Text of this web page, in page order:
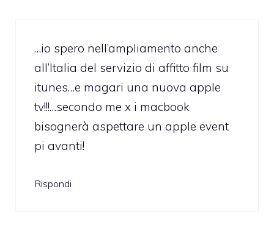
…io spero nell’ampliamento anche
all’Italia del servizio di affitto film su
itunes…e magari una nuova apple
tv!!!…secondo me x i macbook
bisognerà aspettare un apple event
pi avanti!
Rispondi